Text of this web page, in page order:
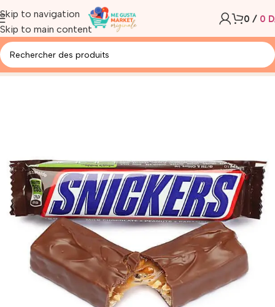
Skip to navigation
Skip to main content
0 / 0
Produit